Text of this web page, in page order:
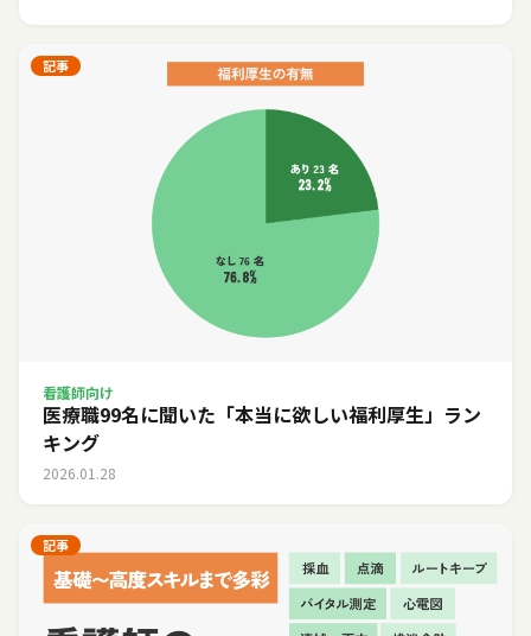
記事
看護師向け
医療職99名に聞いた「本当に欲しい福利厚生」ラン
キング
2026.01.28
記事